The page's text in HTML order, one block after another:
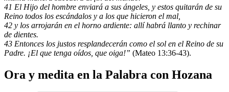
41 El Hijo del hombre enviará a sus ángeles, y estos quitarán de su
Reino todos los escándalos y a los que hicieron el mal,
42 y los arrojarán en el horno ardiente: allí habrá llanto y rechinar
de dientes.
43 Entonces los justos resplandecerán como el sol en el Reino de su
Padre. ¡El que tenga oídos, que oiga!” (Mateo 13:36-43).
Ora y medita en la Palabra con Hozana